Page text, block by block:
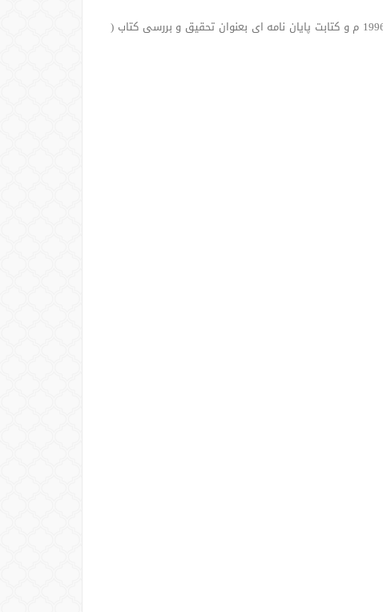
• کسب مدرک فوق لیسانس عقیده و مذاهب معاصر از دانشگاه اسلامی محمد بن سعود در ریاض با درجه ممتاز در سال 1416 هـ - 1996 م و کتابت پایان نامه ای بعنوان تحقیق و بررسی کتاب (